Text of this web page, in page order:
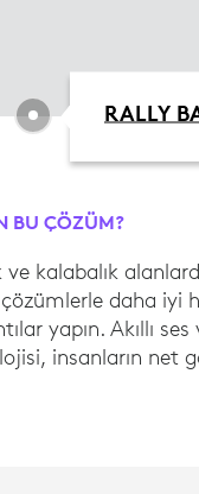
RALLY
BU ÇÖZÜM?
ve kalabalık
daha iyi
yapın. Akıllı
insanların net